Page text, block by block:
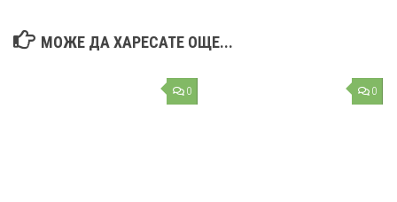
МОЖЕ ДА ХАРЕСАТЕ ОЩЕ...
0 0